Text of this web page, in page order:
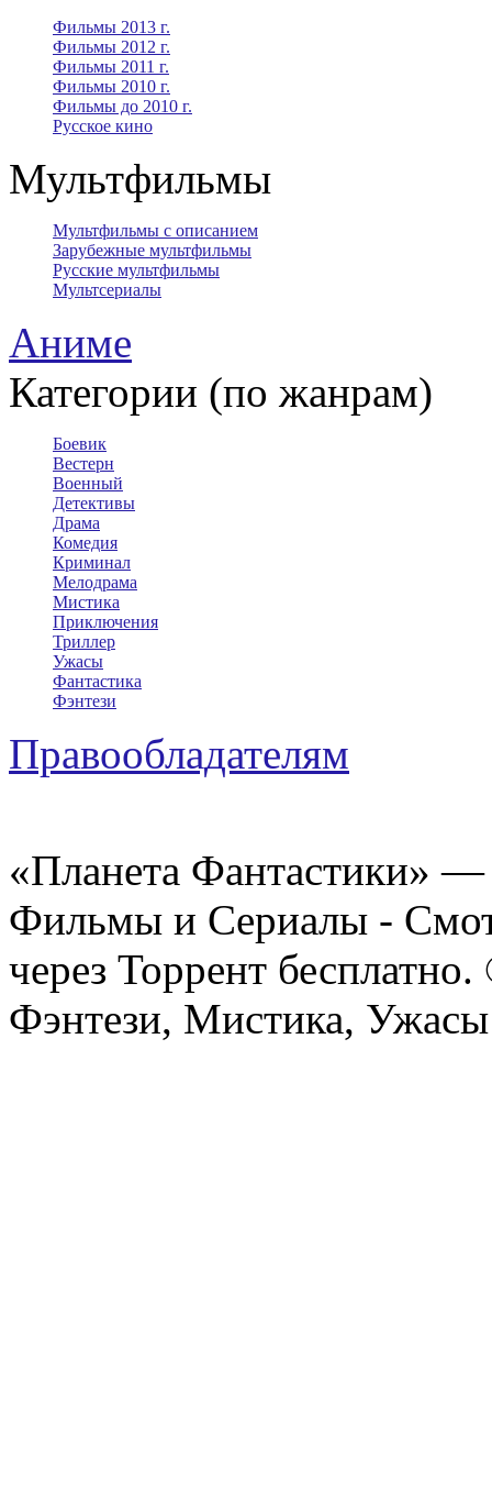
Фильмы 2013 г.
Фильмы 2012 г.
Фильмы 2011 г.
Фильмы 2010 г.
Фильмы до 2010 г.
Русское кино
Мультфильмы
Мультфильмы с описанием
Зарубежные мультфильмы
Русские мультфильмы
Мультсериалы
Аниме
Категории (по жанрам)
Боевик
Вестерн
Военный
Детективы
Драма
Комедия
Криминал
Мелодрама
Мистика
Приключения
Триллер
Ужасы
Фантастика
Фэнтези
Правообладателям
«Планета Фантастики»
Фильмы и Сериалы -
через Торрент
Фэнтези, Мистика,